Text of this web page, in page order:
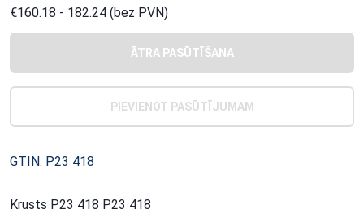
€160.18 - 182.24 (bez PVN)
ĀTRA PASŪTĪŠANA
PIEVIENOT PASŪTĪJUMAM
GTIN: P23 418
Krusts P23 418 P23 418